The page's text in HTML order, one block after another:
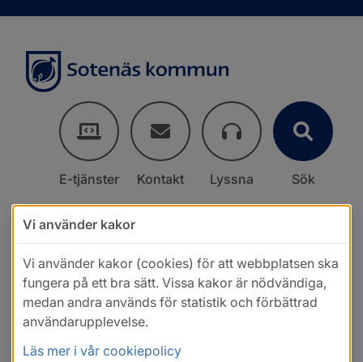
E-tjänster Kontakt Lyssna Sök
Vi använder kakor
Vi använder kakor (cookies) för att webbplatsen ska
fungera på ett bra sätt. Vissa kakor är nödvändiga,
medan andra används för statistik och förbättrad
användarupplevelse.
Läs mer i vår cookiepolicy